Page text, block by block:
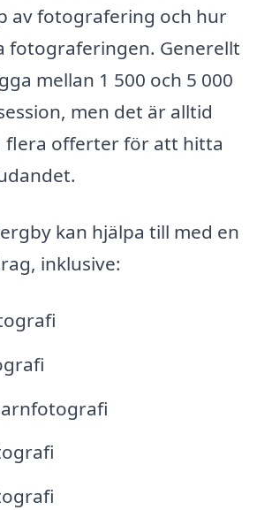
av fotografering och hur
fotograferingen. Generellt
mellan 1 500 och 5 000
men det är alltid
flera offerter för att hitta
kan hjälpa till med en
inklusive: